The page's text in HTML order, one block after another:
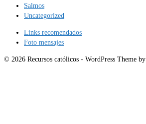
Salmos
Uncategorized
Links recomendados
Foto mensajes
© 2026 Recursos católicos - WordPress Theme by